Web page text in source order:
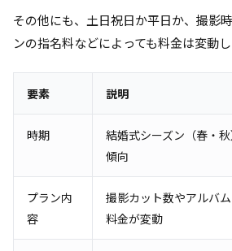
その他にも、土日祝日か平日か、撮影
ンの指名料などによっても料金は変動し
要素 説明
時期
結婚式シーズン（春・
傾向
プラン内
容
撮影カット数やアルバ
料金が変動